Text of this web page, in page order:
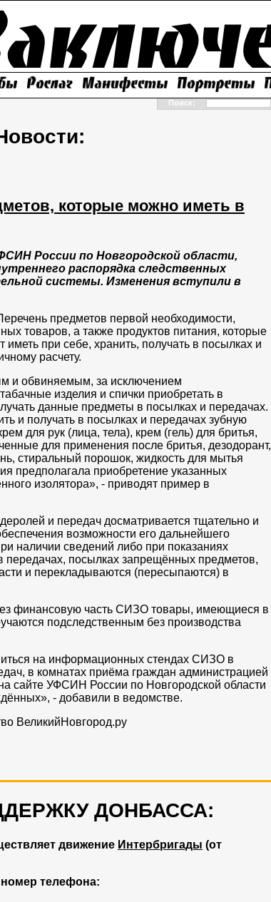
Поиск:
которые можно иметь в
России по Новгородской области,
распорядка следственных
системы. Изменения вступили в
предметов первой необходимости,
товаров, а также продуктов питания, которые
при себе, хранить, получать в посылках и
расчету.
и обвиняемым, за исключением
изделия и спички приобретать в
данные предметы в посылках и передачах.
и получать в посылках и передачах зубную
для рук (лица, тела), крем (гель) для бритья,
для применения после бритья, дезодорант,
стиральный порошок, жидкость для мытья
предполагала приобретение указанных
изолятора», - приводят пример в
и передач досматривается тщательно и
возможности его дальнейшего
наличии сведений либо при показаниях
передачах, посылках запрещённых предметов,
и перекладываются (пересыпаются) в
финансовую часть СИЗО товары, имеющиеся в
подследственным без производства
на информационных стендах СИЗО в
в комнатах приёма граждан администрацией
сайте УФСИН России по Новгородской области
- добавили в ведомстве.
ВеликийНовгород.ру
ДОНБАССА:
движение Интербригады (от
телефона: